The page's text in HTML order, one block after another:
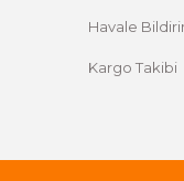
Havale
Kargo Takibi